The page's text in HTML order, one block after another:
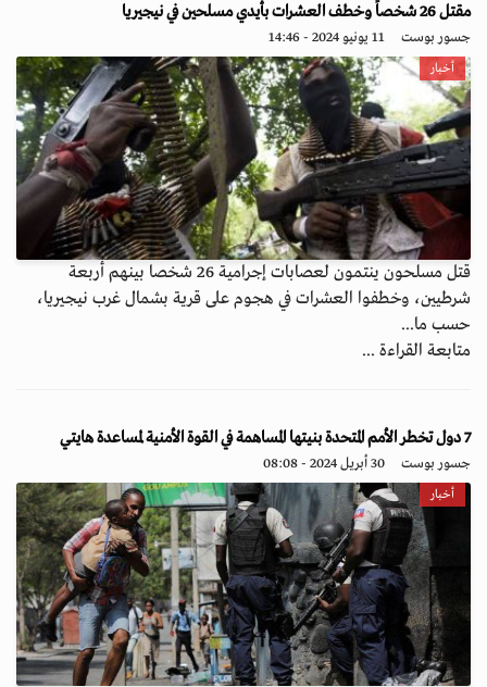
مقتل 26 شخصاً وخطف العشرات بأيدي مسلحين في نيجيريا
جسور بوست 11 يونيو 2024 - 14:46
أخبار
قتل مسلحون ينتمون لعصابات إجرامية 26 شخصا بينهم أربعة
شرطيين، وخطفوا العشرات في هجوم على قرية بشمال غرب نيجيريا،
حسب ما...
متابعة القراءة ...
7 دول تخطر الأمم المتحدة بنيتها المساهمة في القوة الأمنية لمساعدة هايتي
جسور بوست 30 أبريل 2024 - 08:08
أخبار